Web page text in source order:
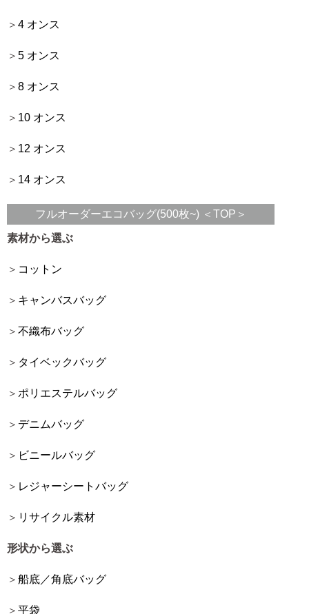
4 オンス
5 オンス
8 オンス
10 オンス
12 オンス
14 オンス
フルオーダーエコバッグ(500枚~) ＜TOP＞
素材から選ぶ
コットン
キャンバスバッグ
不織布バッグ
タイベックバッグ
ポリエステルバッグ
デニムバッグ
ビニールバッグ
レジャーシートバッグ
リサイクル素材
形状から選ぶ
船底／角底バッグ
平袋